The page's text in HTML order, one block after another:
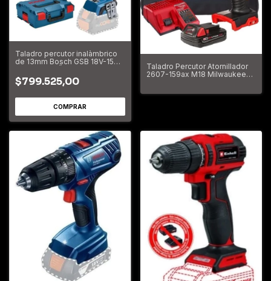
Taladro percutor inalàmbrico
de 13mm Bosch GSB 18V-150
$799.525,00
Taladro Percutor Atornillador
2607-159ax M18 Milwaukee